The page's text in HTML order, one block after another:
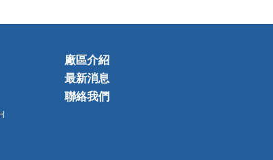
廠區介紹
最新消息
聯絡我們